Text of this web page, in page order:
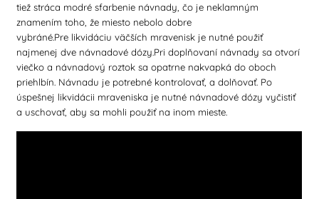
tiež stráca modré sfarbenie návnady, čo je neklamným
znamením toho, že miesto nebolo dobre
vybráné.Pre likvidáciu väčších mravenisk je nutné použiť
najmenej dve návnadové dózy.Pri doplňovaní návnady sa otvorí
viečko a návnadový roztok sa opatrne nakvapká do oboch
priehlbín. Návnadu je potrebné kontrolovať, a dolňovať. Po
úspešnej likvidácii mraveniska je nutné návnadové dózy vyčistiť
a uschovať, aby sa mohli použiť na inom mieste.